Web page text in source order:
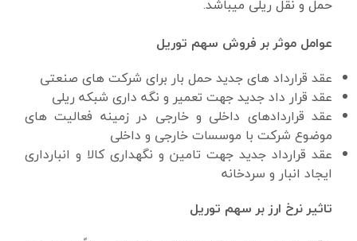
حمل و نقل ریلی میباشد.
عوامل موثر بر فروش سهم توریل
عقد قرارداد های جدید حمل بار برای شرکت های صنعتی
عقد قرار داد جدید جهت تعمیر و نگه داری شبکه ریلی
عقد قراردادهای داخلی و خارجی در زمینه فعالیت های
موضوع شرکت با موسسات خارجی و داخلی
عقد قرارداد جدید جهت تامین و نگهداری کالا و انبارداری
ایجاد انبار و سردخانه
تاثیر نرخ ارز بر سهم توریل